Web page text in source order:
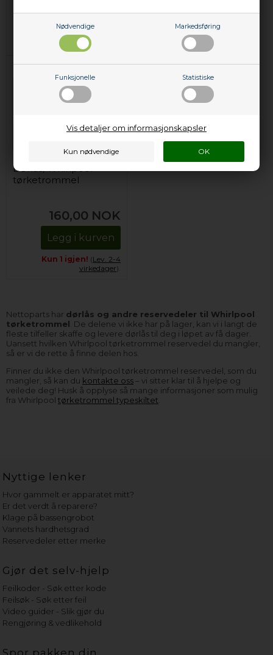
Nødvendige Markedsføring
Funksjonelle Statistiske
Vis detaljer om informasjonskapsler
Legg i kurven
Lev. 2-4 virkedager
Legg i kurven
Kun 1 igjen!(
virkedager
Dørlås, Whirlpool
tørketrommel
160,00 NOK
Legg i kurven
Kun 1 igjen! (Lev. 2-4
virkedager).
Nettoparts har dørlås og andre reservedeler til Whirlpool
tørketrommel. De delene vi ikke har på lager, kan vi i langt de
fleste tilfeller skaffe og levere dørlås til deg i løpet av få dager.
Uansett hvilken Whirlpool tørketrommel reservedel du mangler,
så er vi de rette å finne delen hos.
Finner du ikke den Whirlpool tørketrommel reservedel, som du
mangler, så kan du kontakte oss– vi sitter klar til å hjelpe og
veilede deg! Husk å opplyse så mange informasjoner som mulig
fra Whirlpool tørketrommel typeskiltet.
Nyttige lenker
Hvor gammelt er apparatet mitt?
Er det verdt å reparere?
Klage på bassengrobot
Vannets hardhetsgrad
Reservedeler etter merke
Gjør det selv-hjelp
Feilkoder - Søk etter kode
Feilsøk - Søk etter feil
Video guider - Slik gjør du
Rengjøring & vedlikehold